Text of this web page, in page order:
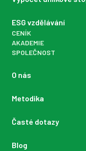
ESG vzdělávání
CENÍK
AKADEMIE
SPOLEČNOST
O nás
Metodika
Časté dotazy
Blog